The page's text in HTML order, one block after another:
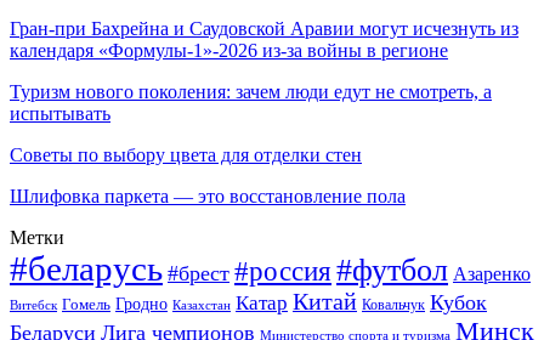
Гран-при Бахрейна и Саудовской Аравии могут исчезнуть из
календаря «Формулы-1»-2026 из-за войны в регионе
Туризм нового поколения: зачем люди едут не смотреть, а
испытывать
Советы по выбору цвета для отделки стен
Шлифовка паркета — это восстановление пола
Метки
#беларусь #брест #россия#футбол Азаренко
Витебск Гомель Гродно Казахстан Катар Китай Ковальчук Кубок
Беларуси Лига чемпионов Министерство спорта и туризма Минск